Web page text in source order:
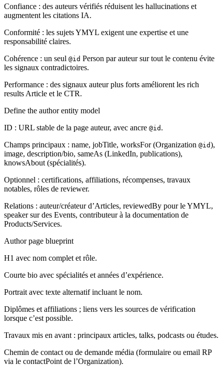
Confiance : des auteurs vérifiés réduisent les hallucinations et
augmentent les citations IA.
Conformité : les sujets YMYL exigent une expertise et une
responsabilité claires.
Cohérence : un seul @id Person par auteur sur tout le contenu évite
les signaux contradictoires.
Performance : des signaux auteur plus forts améliorent les rich
results Article et le CTR.
Define the author entity model
ID : URL stable de la page auteur, avec ancre @id .
Champs principaux : name, jobTitle, worksFor (Organization @id),
image, description/bio, sameAs (LinkedIn, publications),
knowsAbout (spécialités).
Optionnel : certifications, affiliations, récompenses, travaux
notables, rôles de reviewer.
Relations : auteur/créateur d’Articles, reviewedBy pour le YMYL,
speaker sur des Events, contributeur à la documentation de
Products/Services.
Author page blueprint
H1 avec nom complet et rôle.
Courte bio avec spécialités et années d’expérience.
Portrait avec texte alternatif incluant le nom.
Diplômes et affiliations ; liens vers les sources de vérification
lorsque c’est possible.
Travaux mis en avant : principaux articles, talks, podcasts ou études.
Chemin de contact ou de demande média (formulaire ou email RP
via le contactPoint de l’Organization).